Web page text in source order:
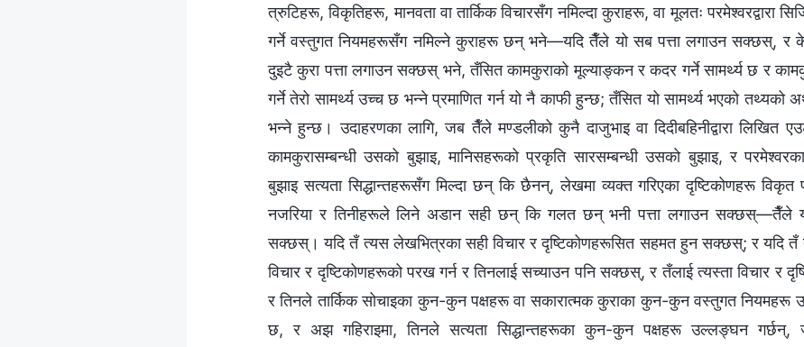
त्रुटिहरू, विकृतिहरू, मानवता वा तार्किक विचारसँग नमिल्दा कुराहरू, वा मूलतः परमेश्‍वरद्वारा
गर्ने वस्तुगत नियमहरूसँग नमिल्ने कुराहरू छन् भने—यदि तैँले यो सब पत्ता लगाउन सक्छस्,
दुइटै कुरा पत्ता लगाउन सक्छस् भने, तँसित कामकुराको मूल्याङ्कन र कदर गर्ने सामर्थ्य छ र
गर्ने तेरो सामर्थ्य उच्च छ भन्‍ने प्रमाणित गर्न यो नै काफी हुन्छ; तँसित यो सामर्थ्य भएको तथ्यको
भन्‍ने हुन्छ। उदाहरणका लागि, जब तैँले मण्डलीको कुनै दाजुभाइ वा दिदीबहिनीद्वारा
कामकुरासम्बन्धी उसको बुझाइ, मानिसहरूको प्रकृति सारसम्बन्धी उसको बुझाइ, र
बुझाइ सत्यता सिद्धान्तहरूसँग मिल्दा छन् कि छैनन्, लेखमा व्यक्त गरिएका दृष्टिकोणहरू
नजरिया र तिनीहरूले लिने अडान सही छन् कि गलत छन् भनी पत्ता लगाउन सक्छस्—तैँले
सक्छस्। यदि तँ त्यस लेखभित्रका सही विचार र दृष्टिकोणहरूसित सहमत हुन सक्छस्; र यदि
विचार र दृष्टिकोणहरूको परख गर्न र तिनलाई सच्याउन पनि सक्छस्, र तँलाई त्यस्ता विचार र
र तिनले तार्किक सोचाइका कुन-कुन पक्षहरू वा सकारात्मक कुराका कुन-कुन वस्तुगत नियमहरू
छ, र अझ गहिराइमा, तिनले सत्यता सिद्धान्तहरूका कुन-कुन पक्षहरू उल्लङ्घन गर्छन्,